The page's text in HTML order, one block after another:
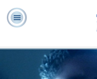
יועצים
רוחניים